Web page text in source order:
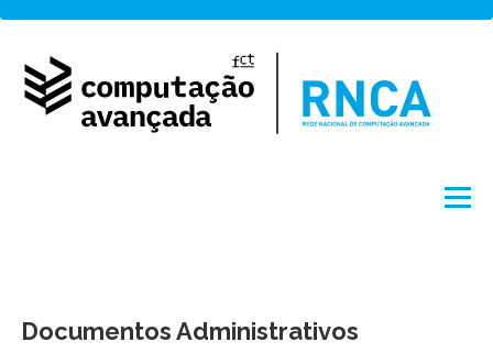
conteúdo
Menu
Documentos Administrativos